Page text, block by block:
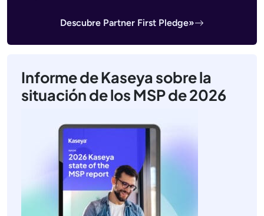
Descubre Partner First Pledge»
Informe de Kaseya sobre la
situación de los MSP de 2026